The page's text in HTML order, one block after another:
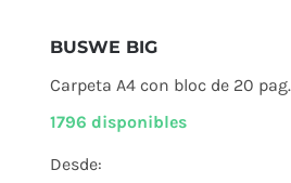
BUSWE BIG
Carpeta A4 con bloc de 20 pag.
1796 disponibles
Desde: